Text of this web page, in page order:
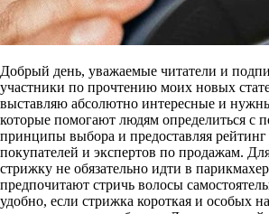
Добрый день, уважаемые читатели и
участники по прочтению моих новых
выставляю абсолютно интересные и
которые помогают людям определиться с
принципы выбора и предоставляя
покупателей и экспертов по продажам.
стрижку не обязательно идти в
предпочитают стричь волосы
удобно, если стрижка короткая и особых